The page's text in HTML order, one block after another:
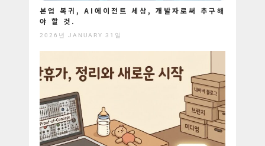
본업 복귀, AI에이전트 세상, 개발자로써 추구해
야 할 것.
2026년 JANUARY 31일